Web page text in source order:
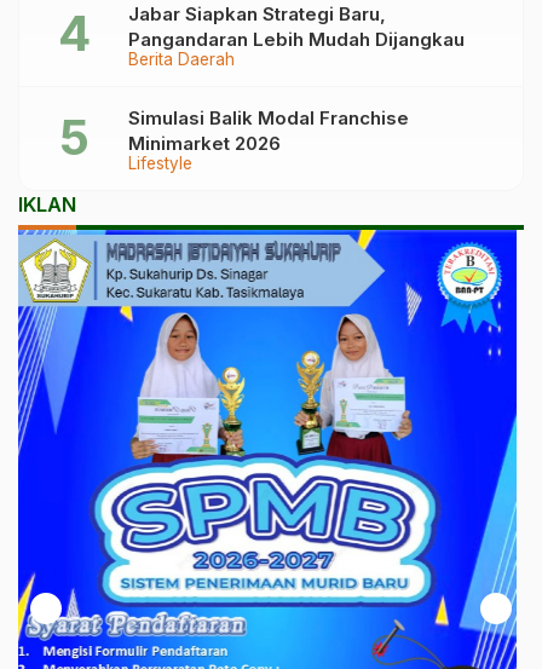
Berita Daerah
Jabar Siapkan Strategi Baru,
Pangandaran Lebih Mudah Dijangkau
Lifestyle
Simulasi Balik Modal Franchise
Minimarket 2026
IKLAN